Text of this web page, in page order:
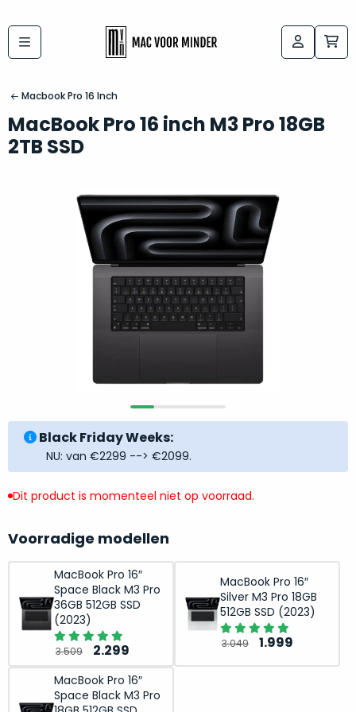
Macbook Pro 16 Inch
MacBook Pro 16 inch M3 Pro 18GB
2TB SSD
Black Friday Weeks:
NU: van €2299 --> €2099.
Dit product is momenteel niet op voorraad.
Voorradige modellen
MacBook Pro 16″
Space Black M3 Pro
36GB 512GB SSD
(2023)
3.509
Oorspronkelijke
prijs
was:
3.509.
2.299
prijs
is:
2.299.
MacBook Pro 16″
Silver M3 Pro 18GB
512GB SSD (2023)
3.049
prijs
1.999
prijs
MacBook Pro 16″
Space Black M3 Pro
Bij
koop
je
altijd
in
doos
eenmalig
geopend”
zijn
varianten
onze
nieuw”-
selectie:
volledige
nieuwstaat,
scherpe
prijs.
bespaar
Labels:
kies
de
Mac
te
kiezen.
Zeker
je
niet
precies
waar
je
moet
beginnen.